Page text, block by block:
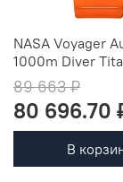
NASA Voyager
1000m Diver
89 663 ₽
80 696.70
В